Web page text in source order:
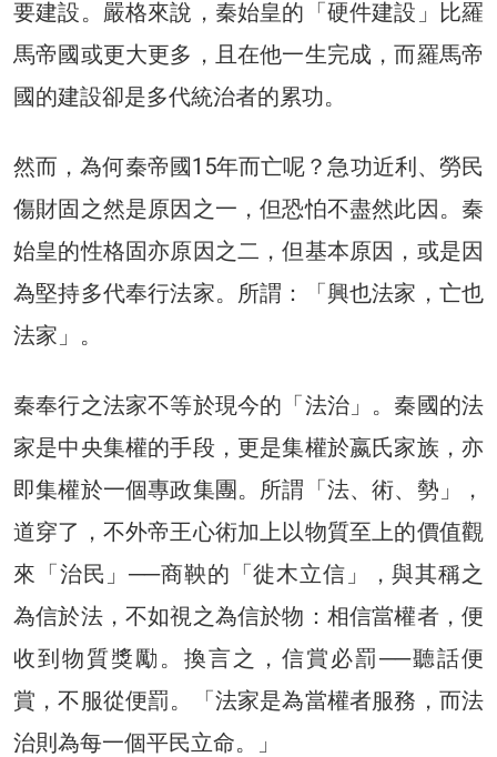
要建設。嚴格來說，秦始皇的「硬件建設」比羅
馬帝國或更大更多，且在他一生完成，而羅馬帝
國的建設卻是多代統治者的累功。
然而，為何秦帝國15年而亡呢？急功近利、勞民
傷財固之然是原因之一，但恐怕不盡然此因。秦
始皇的性格固亦原因之二，但基本原因，或是因
為堅持多代奉行法家。所謂：「興也法家，亡也
法家」。
秦奉行之法家不等於現今的「法治」。秦國的法
家是中央集權的手段，更是集權於嬴氏家族，亦
即集權於一個專政集團。所謂「法、術、勢」，
道穿了，不外帝王心術加上以物質至上的價值觀
來「治民」──商鞅的「徙木立信」，與其稱之
為信於法，不如視之為信於物：相信當權者，便
收到物質獎勵。換言之，信賞必罰──聽話便
賞，不服從便罰。「法家是為當權者服務，而法
治則為每一個平民立命。」